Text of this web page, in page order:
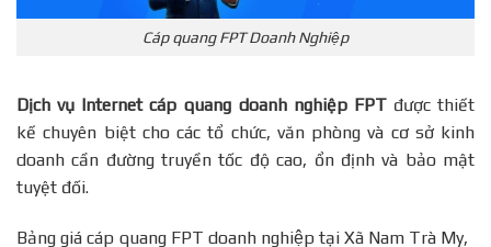
Cáp quang FPT Doanh Nghiệp
Dịch vụ Internet cáp quang doanh nghiệp FPTđược thiết
kế chuyên biệt cho các tổ chức, văn phòng và cơ sở kinh
doanh cần đường truyền tốc độ cao, ổn định và bảo mật
tuyệt đối.
Bảng giá cáp quang FPT doanh nghiệp tại Xã Nam Trà My,